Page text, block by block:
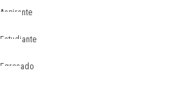
Aspirante
Estudiante
Egresado